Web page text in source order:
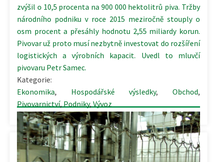
zvýšil o 10,5 procenta na 900 000 hektolitrů piva. Tržby
národního podniku v roce 2015 meziročně stouply o
osm procent a přesáhly hodnotu 2,55 miliardy korun.
Pivovar už proto musí nezbytně investovat do rozšíření
logistických a výrobních kapacit. Uvedl to mluvčí
pivovaru Petr Samec.
Kategorie:
Ekonomika, Hospodářské výsledky, Obchod,
Pivovarnictví, Podniky, Vývoz